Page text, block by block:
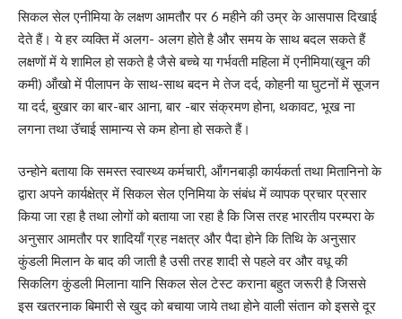
सिकल सेल एनीमिया के लक्षण आमतौर पर 6 महीने की उम्र के आसपास दिखाई
देते हैं। ये हर व्यक्ति में अलग- अलग होते है और समय के साथ बदल सकते हैं
लक्षणों में ये शामिल हो सकते है जैसे बच्चे या गर्भवती महिला में एनीमिया(खून की
कमी) ऑंखो में पीलापन के साथ-साथ बदन मे तेज दर्द, कोहनी या घुटनों में सूजन
या दर्द, बुखार का बार-बार आना, बार -बार संक्रमण होना, थकावट, भूख ना
लगना तथा उॅचाई सामान्य से कम होना हो सकते हैं।
उन्होने बताया कि समस्त स्वास्थ्य कर्मचारी, ऑंगनबाड़ी कार्यकर्ता तथा मितानिनो के
द्वारा अपने कार्यक्षेत्र में सिकल सेल एनिमिया के संबंध में व्यापक प्रचार प्रसार
किया जा रहा है तथा लोगों को बताया जा रहा है कि जिस तरह भारतीय परम्परा के
अनुसार आमतौर पर शादियॉं ग्रह नक्षत्र और पैदा होने कि तिथि के अनुसार
कुंडली मिलान के बाद की जाती है उसी तरह शादी से पहले वर और वधू की
सिकलिग कुंडली मिलाना यानि सिकल सेल टेस्ट कराना बहुत जरूरी है जिससे
इस खतरनाक बिमारी से खुद को बचाया जाये तथा होने वाली संतान को इससे दूर